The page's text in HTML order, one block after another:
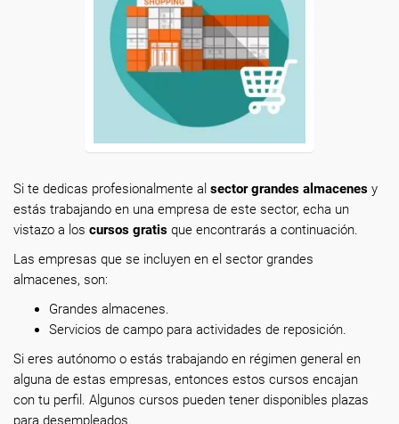
Si te dedicas profesionalmente al sector grandes almacenes y
estás trabajando en una empresa de este sector, echa un
vistazo a los cursos gratis que encontrarás a continuación.
Las empresas que se incluyen en el sector grandes
almacenes, son:
Grandes almacenes.
Servicios de campo para actividades de reposición.
Si eres autónomo o estás trabajando en régimen general en
alguna de estas empresas, entonces estos cursos encajan
con tu perfil. Algunos cursos pueden tener disponibles plazas
para desempleados.